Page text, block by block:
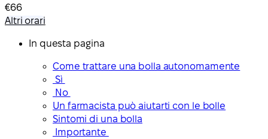
€66
Altri orari
In questa pagina
Come trattare una bolla autonomamente
Sì
No
Un farmacista può aiutarti con le bolle
Sintomi di una bolla
Importante